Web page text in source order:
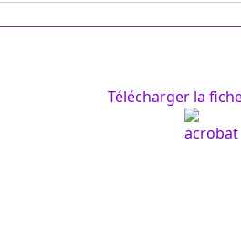
Télécharger la